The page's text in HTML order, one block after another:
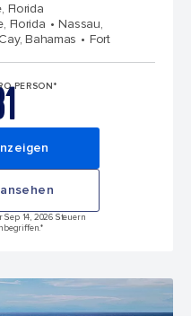
Florida
Florida
Nassau,
Bahamas
Fort
PERSON*
14, 2026 Steuern